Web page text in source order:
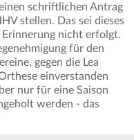
schriftlichen Antrag
stellen. Das sei dieses
nicht erfolgt.
für den
gegen die Lea
einverstanden
nur für eine Saison
werden - das